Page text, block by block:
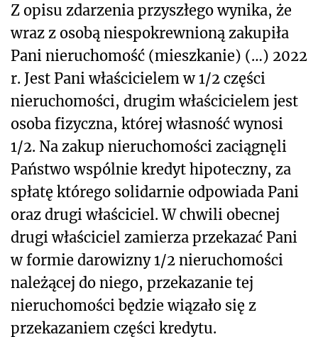
Z opisu zdarzenia przyszłego wynika, że
wraz z osobą niespokrewnioną zakupiła
Pani nieruchomość (mieszkanie) (…) 2022
r. Jest Pani właścicielem w 1/2 części
nieruchomości, drugim właścicielem jest
osoba fizyczna, której własność wynosi
1/2. Na zakup nieruchomości zaciągnęli
Państwo wspólnie kredyt hipoteczny, za
spłatę którego solidarnie odpowiada Pani
oraz drugi właściciel. W chwili obecnej
drugi właściciel zamierza przekazać Pani
w formie darowizny 1/2 nieruchomości
należącej do niego, przekazanie tej
nieruchomości będzie wiązało się z
przekazaniem części kredytu.